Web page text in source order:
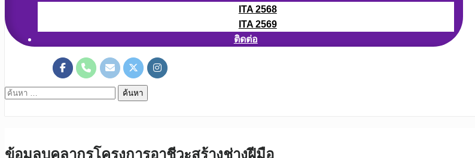
ITA 2568
ITA 2569
ติดต่อ
ค้นหา
ข้อมูลบุคลากรโครงการอาชีวะสร้างช่างฝีมือ